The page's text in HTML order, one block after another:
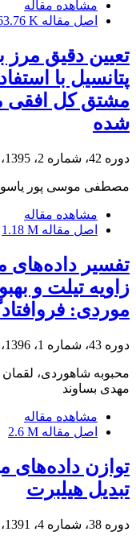
مشاهده مقاله
اصل مقاله K
تعیین دقیق
پتانسیل با
مشتق کل افقی
شده
دوره 42، شماره 2، 1395، صفحه
مصطفی موسی پور
مشاهده مقاله
اصل مقاله 1.18 M
تفسیر
زاویه تیلت و
موردی:
دوره 43، شماره 1، 1396، صفحه
محبوبه شاهوردی،
مهدی بساوند
مشاهده مقاله
اصل مقاله 2.6 M
توازن داده‌های
تبدیل هیلبرت
دوره 38، شماره 4، 1391، صفحه